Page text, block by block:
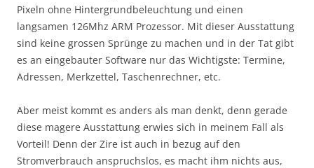
Pixeln ohne Hintergrundbeleuchtung und einen
langsamen 126Mhz ARM Prozessor. Mit dieser Ausstattung
sind keine grossen Sprünge zu machen und in der Tat gibt
es an eingebauter Software nur das Wichtigste: Termine,
Adressen, Merkzettel, Taschenrechner, etc.
Aber meist kommt es anders als man denkt, denn gerade
diese magere Ausstattung erwies sich in meinem Fall als
Vorteil! Denn der Zire ist auch in bezug auf den
Stromverbrauch anspruchslos, es macht ihm nichts aus,